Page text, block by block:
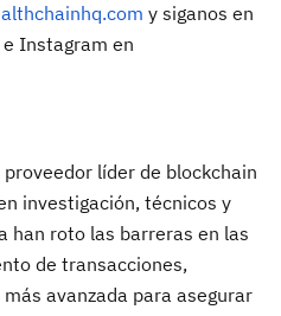
y siganos en
e Instagram en
líder de blockchain
investigación, técnicos y
han roto las barreras en las
de transacciones,
avanzada para asegurar